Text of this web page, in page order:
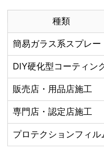
種類
簡易ガラス系スプレー
DIY硬化型コーティン
販売店・用品店施工
専門店・認定店施工
プロテクションフィル